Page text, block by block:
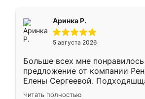
Аринка Р.
5 августа 2026
Больше всех мне понравилось
предложение от компании
Елены Сергеевой.
короткие сроки
Читать полностью